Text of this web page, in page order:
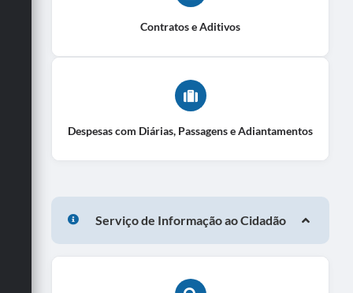
Contratos e Aditivos
Despesas com Diárias, Passagens e Adiantamentos
Serviço de Informação ao Cidadão